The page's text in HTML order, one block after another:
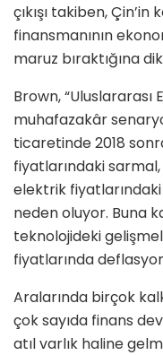
çıkışı takiben,
finansmanının
maruz bıraktığına
Brown, “Uluslararası
muhafazakâr
ticaretinde 2018
fiyatlarındaki
elektrik
neden oluyor. Buna
teknolojideki
fiyatlarında
Aralarında birçok
çok sayıda finans
atıl varlık haline